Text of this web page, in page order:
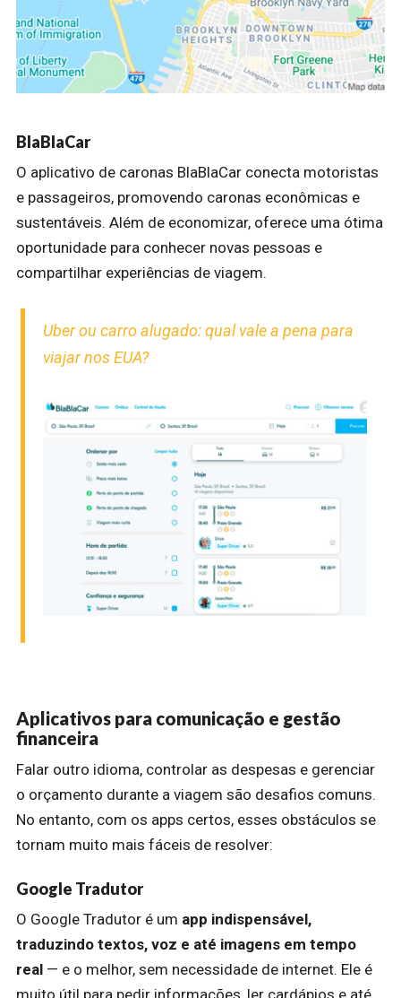
BlaBlaCar
O aplicativo de caronas BlaBlaCar conecta motoristas
e passageiros, promovendo caronas econômicas e
sustentáveis. Além de economizar, oferece uma ótima
oportunidade para conhecer novas pessoas e
compartilhar experiências de viagem.
Uber ou carro alugado: qual vale a pena para
viajar nos EUA?
Aplicativos para comunicação e gestão
financeira
Falar outro idioma, controlar as despesas e gerenciar
o orçamento durante a viagem são desafios comuns.
No entanto, com os apps certos, esses obstáculos se
tornam muito mais fáceis de resolver:
Google Tradutor
O Google Tradutor é um app indispensável,
traduzindo textos, voz e até imagens em tempo
real — e o melhor, sem necessidade de internet. Ele é
muito útil para pedir informações, ler cardápios e até